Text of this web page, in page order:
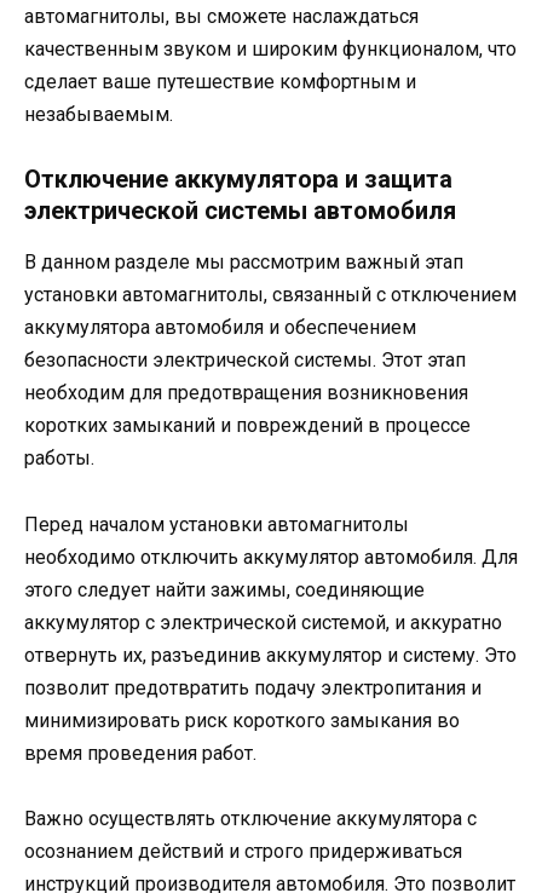
автомагнитолы, вы сможете наслаждаться
качественным звуком и широким функционалом, что
сделает ваше путешествие комфортным и
незабываемым.
Отключение аккумулятора и защита
электрической системы автомобиля
В данном разделе мы рассмотрим важный этап
установки автомагнитолы, связанный с отключением
аккумулятора автомобиля и обеспечением
безопасности электрической системы. Этот этап
необходим для предотвращения возникновения
коротких замыканий и повреждений в процессе
работы.
Перед началом установки автомагнитолы
необходимо отключить аккумулятор автомобиля. Для
этого следует найти зажимы, соединяющие
аккумулятор с электрической системой, и аккуратно
отвернуть их, разъединив аккумулятор и систему. Это
позволит предотвратить подачу электропитания и
минимизировать риск короткого замыкания во
время проведения работ.
Важно осуществлять отключение аккумулятора с
осознанием действий и строго придерживаться
инструкций производителя автомобиля. Это позволит